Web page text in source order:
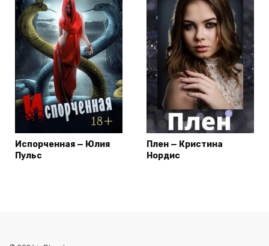
Испорченная — Юлия
Пульс
Плен — Кристина
Нордис